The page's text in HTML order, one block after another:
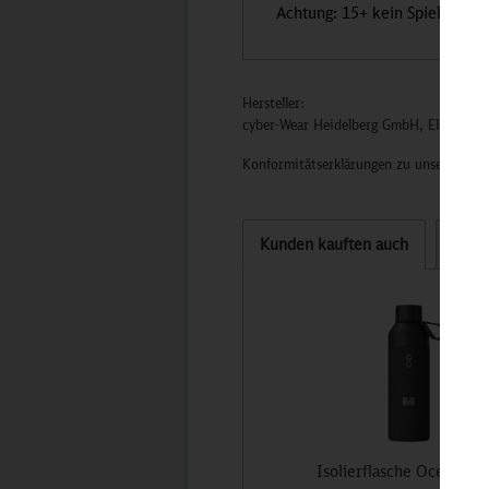
Achtung: 15+ kein Spielzeug!
Hersteller:
cyber-Wear Heidelberg GmbH, Elsa-
Konformitätserklärungen zu unseren
Kunden kauften auch
Isolierflasche Ocean